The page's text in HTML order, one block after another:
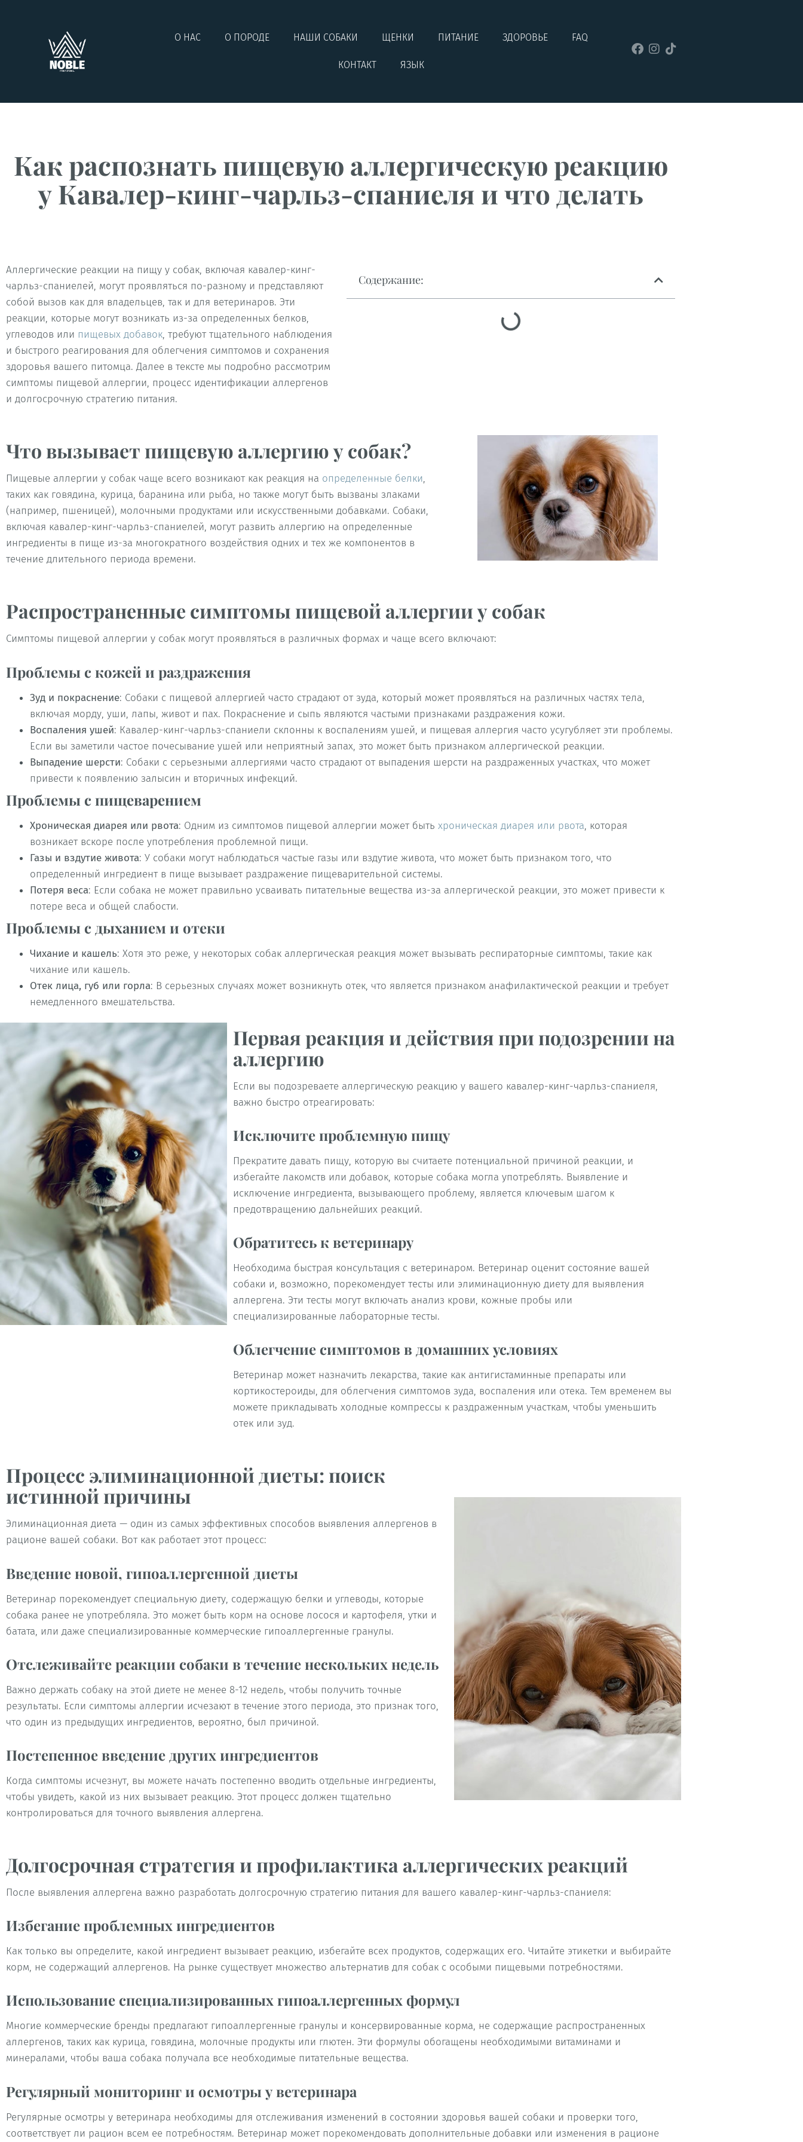
О НАС О ПОРОДЕ НАШИ СОБАКИ ЩЕНКИ ПИТАНИЕ ЗДОРОВЬЕ FAQ
КОНТАКТ ЯЗЫК
Как распознать пищевую аллергическую реакцию
у Кавалер-кинг-чарльз-спаниеля и что делать
Аллергические реакции на пищу у собак, включая кавалер-кинг-
чарльз-спаниелей, могут проявляться по-разному и представляют
собой вызов как для владельцев, так и для ветеринаров. Эти
реакции, которые могут возникать из-за определенных белков,
углеводов или пищевых добавок, требуют тщательного наблюдения
и быстрого реагирования для облегчения симптомов и сохранения
здоровья вашего питомца. Далее в тексте мы подробно рассмотрим
симптомы пищевой аллергии, процесс идентификации аллергенов
и долгосрочную стратегию питания.
Содержание:
Что вызывает пищевую аллергию у собак?
Пищевые аллергии у собак чаще всего возникают как реакция на определенные белки,
таких как говядина, курица, баранина или рыба, но также могут быть вызваны злаками
(например, пшеницей), молочными продуктами или искусственными добавками. Собаки,
включая кавалер-кинг-чарльз-спаниелей, могут развить аллергию на определенные
ингредиенты в пище из-за многократного воздействия одних и тех же компонентов в
течение длительного периода времени.
Распространенные симптомы пищевой аллергии у собак
Симптомы пищевой аллергии у собак могут проявляться в различных формах и чаще всего включают:
Проблемы с кожей и раздражения
Зуд и покраснение: Собаки с пищевой аллергией часто страдают от зуда, который может проявляться на различных частях тела,
включая морду, уши, лапы, живот и пах. Покраснение и сыпь являются частыми признаками раздражения кожи.
Воспаления ушей: Кавалер-кинг-чарльз-спаниели склонны к воспалениям ушей, и пищевая аллергия часто усугубляет эти проблемы.
Если вы заметили частое почесывание ушей или неприятный запах, это может быть признаком аллергической реакции.
Выпадение шерсти: Собаки с серьезными аллергиями часто страдают от выпадения шерсти на раздраженных участках, что может
привести к появлению залысин и вторичных инфекций.
Проблемы с пищеварением
Хроническая диарея или рвота: Одним из симптомов пищевой аллергии может быть хроническая диарея или рвота, которая
возникает вскоре после употребления проблемной пищи.
Газы и вздутие живота: У собаки могут наблюдаться частые газы или вздутие живота, что может быть признаком того, что
определенный ингредиент в пище вызывает раздражение пищеварительной системы.
Потеря веса: Если собака не может правильно усваивать питательные вещества из-за аллергической реакции, это может привести к
потере веса и общей слабости.
Проблемы с дыханием и отеки
Чихание и кашель: Хотя это реже, у некоторых собак аллергическая реакция может вызывать респираторные симптомы, такие как
чихание или кашель.
Отек лица, губ или горла: В серьезных случаях может возникнуть отек, что является признаком анафилактической реакции и требует
немедленного вмешательства.
Первая реакция и действия при подозрении на
аллергию
Если вы подозреваете аллергическую реакцию у вашего кавалер-кинг-чарльз-спаниеля,
важно быстро отреагировать:
Исключите проблемную пищу
Прекратите давать пищу, которую вы считаете потенциальной причиной реакции, и
избегайте лакомств или добавок, которые собака могла употреблять. Выявление и
исключение ингредиента, вызывающего проблему, является ключевым шагом к
предотвращению дальнейших реакций.
Обратитесь к ветеринару
Необходима быстрая консультация с ветеринаром. Ветеринар оценит состояние вашей
собаки и, возможно, порекомендует тесты или элиминационную диету для выявления
аллергена. Эти тесты могут включать анализ крови, кожные пробы или
специализированные лабораторные тесты.
Облегчение симптомов в домашних условиях
Ветеринар может назначить лекарства, такие как антигистаминные препараты или
кортикостероиды, для облегчения симптомов зуда, воспаления или отека. Тем временем вы
можете прикладывать холодные компрессы к раздраженным участкам, чтобы уменьшить
отек или зуд.
Процесс элиминационной диеты: поиск
истинной причины
Элиминационная диета — один из самых эффективных способов выявления аллергенов в
рационе вашей собаки. Вот как работает этот процесс:
Введение новой, гипоаллергенной диеты
Ветеринар порекомендует специальную диету, содержащую белки и углеводы, которые
собака ранее не употребляла. Это может быть корм на основе лосося и картофеля, утки и
батата, или даже специализированные коммерческие гипоаллергенные гранулы.
Отслеживайте реакции собаки в течение нескольких недель
Важно держать собаку на этой диете не менее 8-12 недель, чтобы получить точные
результаты. Если симптомы аллергии исчезают в течение этого периода, это признак того,
что один из предыдущих ингредиентов, вероятно, был причиной.
Постепенное введение других ингредиентов
Когда симптомы исчезнут, вы можете начать постепенно вводить отдельные ингредиенты,
чтобы увидеть, какой из них вызывает реакцию. Этот процесс должен тщательно
контролироваться для точного выявления аллергена.
Долгосрочная стратегия и профилактика аллергических реакций
После выявления аллергена важно разработать долгосрочную стратегию питания для вашего кавалер-кинг-чарльз-спаниеля:
Избегание проблемных ингредиентов
Как только вы определите, какой ингредиент вызывает реакцию, избегайте всех продуктов, содержащих его. Читайте этикетки и выбирайте
корм, не содержащий аллергенов. На рынке существует множество альтернатив для собак с особыми пищевыми потребностями.
Использование специализированных гипоаллергенных формул
Многие коммерческие бренды предлагают гипоаллергенные гранулы и консервированные корма, не содержащие распространенных
аллергенов, таких как курица, говядина, молочные продукты или глютен. Эти формулы обогащены необходимыми витаминами и
минералами, чтобы ваша собака получала все необходимые питательные вещества.
Регулярный мониторинг и осмотры у ветеринара
Регулярные осмотры у ветеринара необходимы для отслеживания изменений в состоянии здоровья вашей собаки и проверки того,
соответствует ли рацион всем ее потребностям. Ветеринар может порекомендовать дополнительные добавки или изменения в рационе